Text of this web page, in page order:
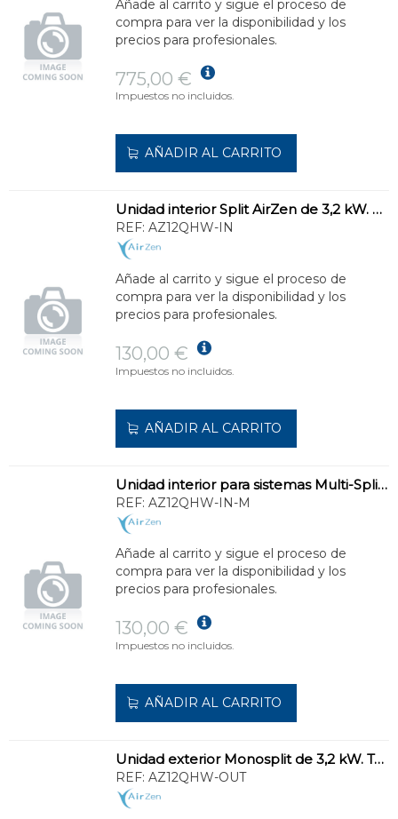
Añade al carrito y sigue el proceso de
compra para ver la disponibilidad y los
precios para profesionales.
775,00 €
Impuestos no incluidos.
AÑADIR AL CARRITO
Unidad interior Split AirZen de 3,2 kW. Eficiente y silenciosa.
REF: AZ12QHW-IN
Añade al carrito y sigue el proceso de
compra para ver la disponibilidad y los
precios para profesionales.
130,00 €
Impuestos no incluidos.
AÑADIR AL CARRITO
Unidad interior para sistemas Multi-Split de 3,2 kW con Wi-Fi.
REF: AZ12QHW-IN-M
Añade al carrito y sigue el proceso de
compra para ver la disponibilidad y los
precios para profesionales.
130,00 €
Impuestos no incluidos.
AÑADIR AL CARRITO
Unidad exterior Monosplit de 3,2 kW. Tecnología Inverter R32.
REF: AZ12QHW-OUT